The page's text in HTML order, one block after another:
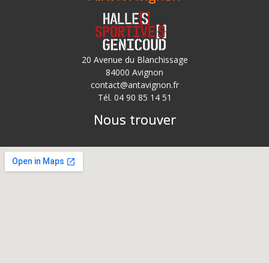
20 Avenue du Blanchissage
84000 Avignon
contact@antavignon.fr
Tél. 04 90 85 14 51
Nous trouver